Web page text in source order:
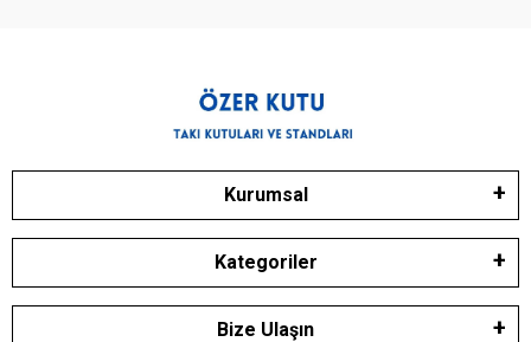
Kurumsal
Kategoriler
Bize Ulaşın